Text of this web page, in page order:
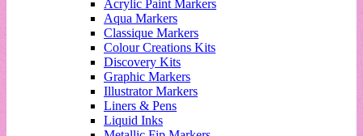
Acrylic Paint Markers
Aqua Markers
Classique Markers
Colour Creations Kits
Discovery Kits
Graphic Markers
Illustrator Markers
Liners & Pens
Liquid Inks